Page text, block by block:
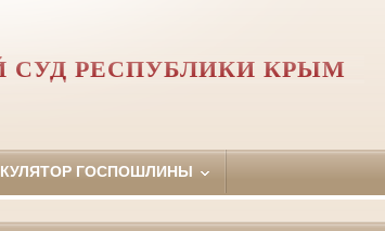
РЕСПУБЛИКИ КРЫМ
ГОСПОШЛИНЫ